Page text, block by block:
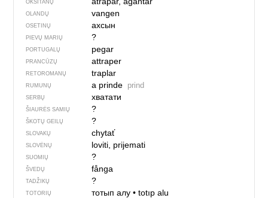
OKSITANŲ
OLANDŲ vangen
OSETINŲ ахсын
PIEVŲ MARIŲ ?
PORTUGALŲ pegar
PRANCŪZŲ attraper
RETOROMANŲ traplar
RUMUNŲ a prinde prind
SERBŲ хватати
ŠIAURĖS SAMIŲ ?
ŠKOTŲ GEILŲ ?
SLOVAKŲ chytať
SLOVĖNŲ loviti, prijemati
SUOMIŲ ?
ŠVEDŲ fånga
TADŽIKŲ ?
TOTORIŲ тотып алу• totıp alu